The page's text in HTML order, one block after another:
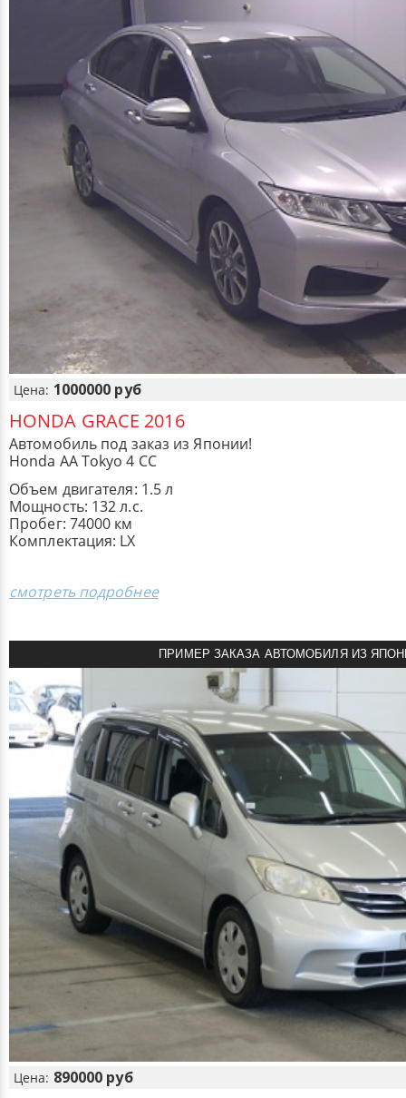
Цена: 1000000 руб
HONDA GRACE 2016
Автомобиль под заказ из Японии!
Honda AA Tokyo 4 CC
Объем двигателя: 1.5 л
Мощность: 132 л.с.
Пробег: 74000 км
Комплектация: LX
смотреть подробнее
ПРИМЕР ЗАКАЗА АВТОМОБИЛЯ ИЗ
Цена: 890000 руб